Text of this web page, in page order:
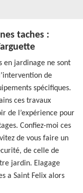
taches :
en jardinage ne sont
de
spécifiques.
ces travaux
de l’expérience pour
Confiez-moi ces
de vous faire un
de celle de
jardin. Elagage
a Saint Felix alors